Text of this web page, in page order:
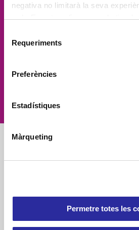
negativa no limitarà la seva
web. En pot configurar o rebutjar
consultar la nostra
Requeriments
Preferències
Estadístiques
Màrqueting
Permetre totes les
Vetllem per la
persones, el
proximitat
En Accent Social vetllem